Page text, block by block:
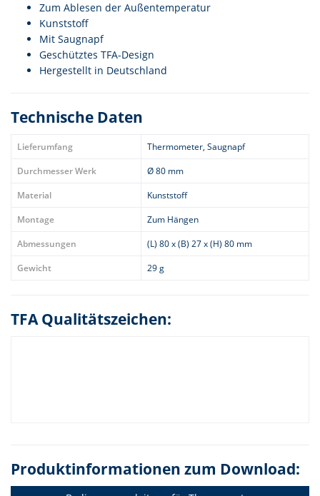
Zum Ablesen der Außentemperatur
Kunststoff
Mit Saugnapf
Geschütztes TFA-Design
Hergestellt in Deutschland
Technische Daten
Lieferumfang
Thermometer, Saugnapf
Durchmesser Werk
Ø 80 mm
Material
Kunststoff
Montage
Zum Hängen
Abmessungen
(L) 80 x (B) 27 x (H) 80 mm
Gewicht
29 g
TFA Qualitätszeichen:
Produktinformationen zum Download: